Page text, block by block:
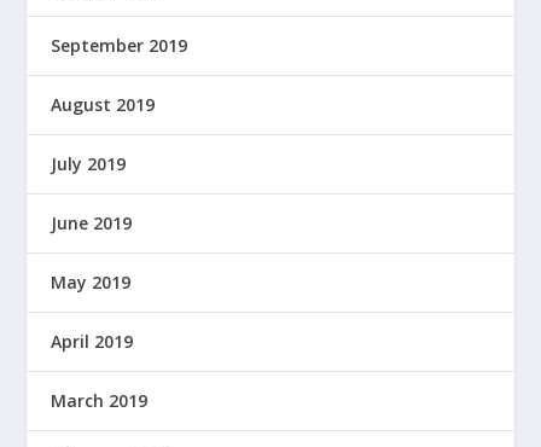
September 2019
August 2019
July 2019
June 2019
May 2019
April 2019
March 2019